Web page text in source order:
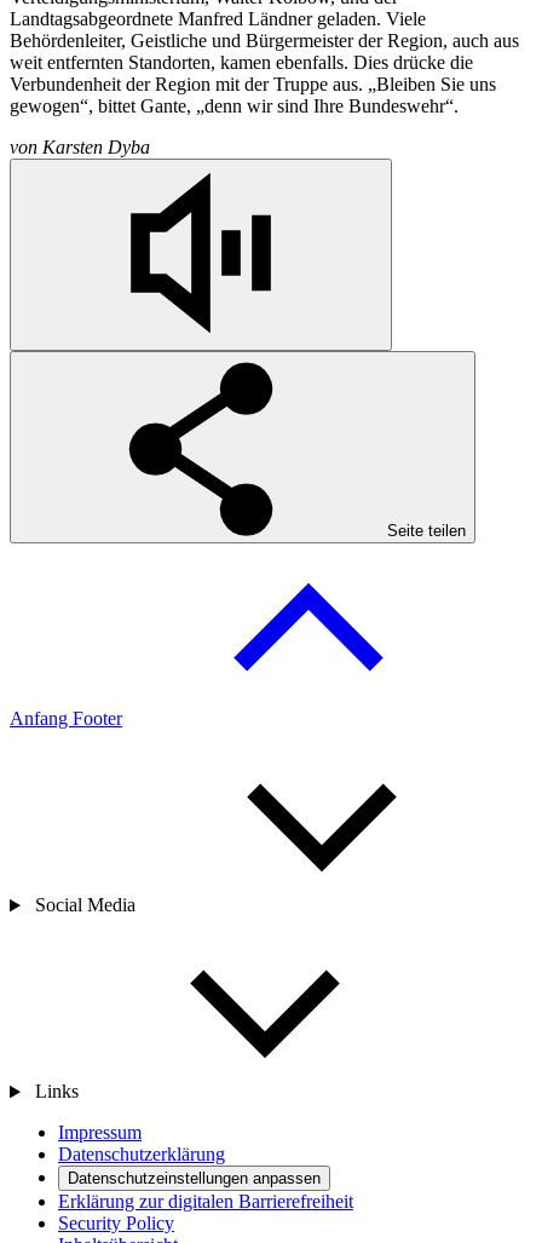
Landtagsabgeordnete Manfred Ländner geladen. Viele
Behördenleiter, Geistliche und Bürgermeister der Region, auch aus
weit entfernten Standorten, kamen ebenfalls. Dies drücke die
Verbundenheit der Region mit der Truppe aus. „Bleiben Sie uns
gewogen“, bittet Gante, „denn wir sind Ihre Bundeswehr“.
von Karsten Dyba
Seite teilen
Anfang Footer
Social Media
Links
Impressum
Datenschutzerklärung
Datenschutzeinstellungen anpassen
Erklärung zur digitalen Barrierefreiheit
Security Policy